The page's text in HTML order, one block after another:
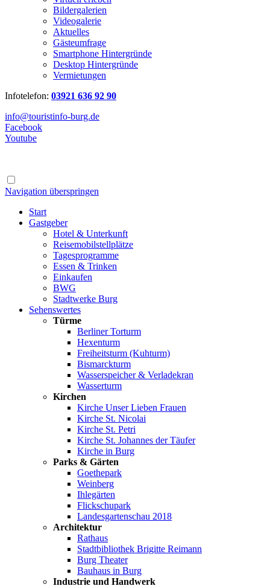
Bildergalerien
Videogalerie
Aktuelles
Gästeumfrage
Smartphone Hintergründe
Desktop Hintergründe
Vermietungen
Infotelefon: 03921 636 92 90
info@touristinfo-burg.de
Facebook
Youtube
Navigation überspringen
Start
Gastgeber
Hotel & Unterkunft
Reisemobilstellplätze
Tagesprogramme
Essen & Trinken
Einkaufen
BWG
Stadtwerke Burg
Sehenswertes
Türme
Berliner Torturm
Hexenturm
Freiheitsturm (Kuhturm)
Bismarckturm
Wasserspeicher & Verladekran
Wasserturm
Kirchen
Kirche Unser Lieben Frauen
Kirche St. Nicolai
Kirche St. Petri
Kirche St. Johannes der Täufer
Kirche in Burg
Parks & Gärten
Goethepark
Weinberg
Ihlegärten
Flickschupark
Landesgartenschau 2018
Architektur
Rathaus
Stadtbibliothek Brigitte Reimann
Burg Theater
Bauhaus in Burg
Industrie und Handwerk